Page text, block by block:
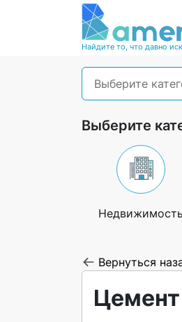
Найдите то, что давно
Выберите
Выберите
Недвижимость
Вернуться